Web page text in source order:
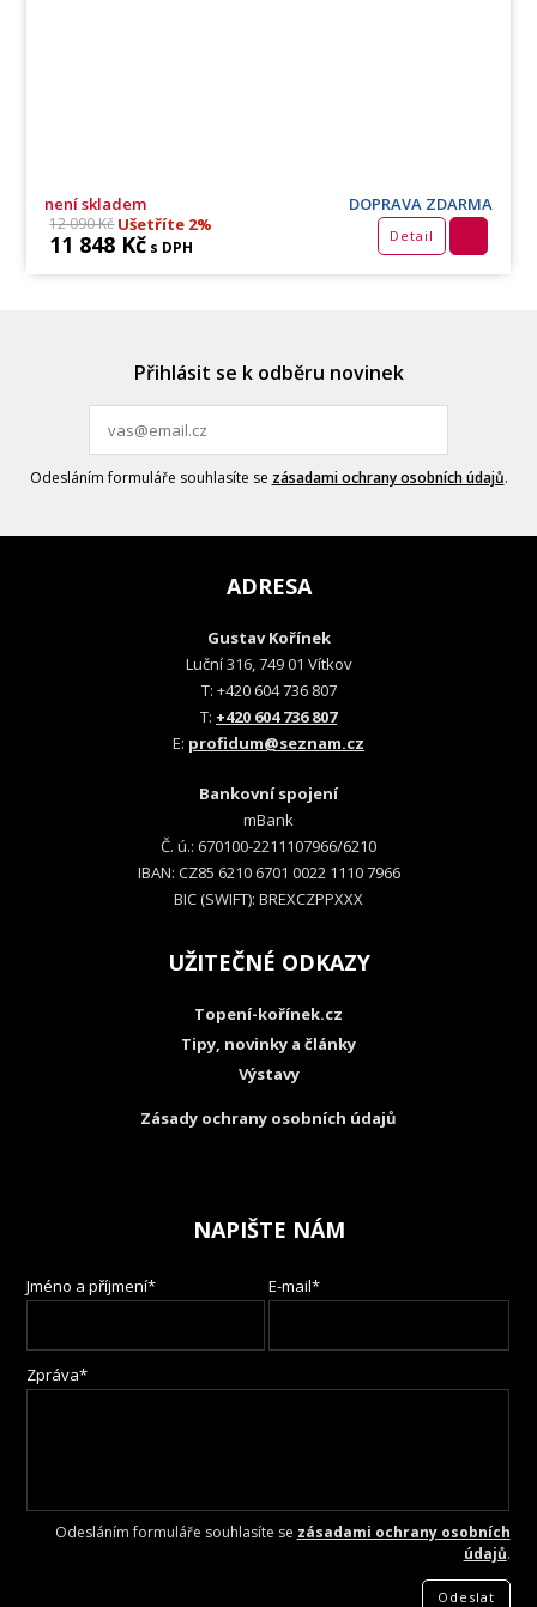
není skladem DOPRAVA ZDARMA
12 090 KčUšetříte 2%
11 848 Kč s DPH
Detail
Přihlásit se k odběru novinek
Odesláním formuláře souhlasíte se zásadami ochrany osobních údajů.
ADRESA
Gustav Kořínek
Luční 316, 749 01 Vítkov
T: +420 604 736 807
T: +420 604 736 807
E: profidum@seznam.cz
Bankovní spojení
mBank
Č. ú.: 670100-2211107966/6210
IBAN: CZ85 6210 6701 0022 1110 7966
BIC (SWIFT): BREXCZPPXXX
UŽITEČNÉ ODKAZY
Topení-kořínek.cz
Tipy, novinky a články
Výstavy
Zásady ochrany osobních údajů
NAPIŠTE NÁM
Jméno a příjmení* E-mail*
Zpráva*
Odesláním formuláře souhlasíte se zásadami ochrany osobních
údajů.
Odeslat